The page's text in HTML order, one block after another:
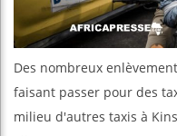
Des nombreux
faisant passer pour des
milieu d'autres taxis à